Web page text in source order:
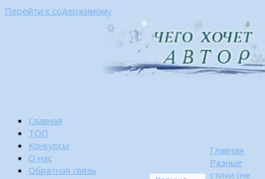
Перейти к содержимому
Главная
ТОП
Конкурсы
О нас
Обратная связь
Главная
Разные
стихи (не